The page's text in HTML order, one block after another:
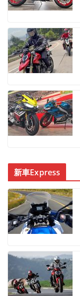
新車Express